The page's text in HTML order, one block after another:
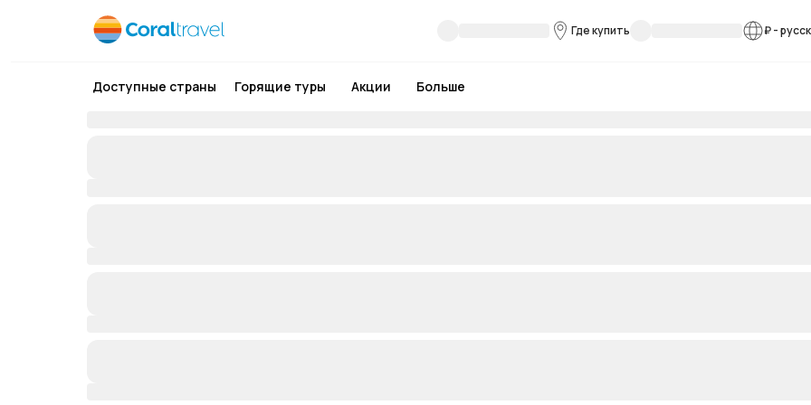
Где купить ₽-
Доступные страны Горящие туры Акции Больше